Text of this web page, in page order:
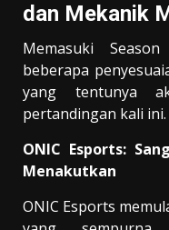
dan Mekanik
Memasuki
beberapa
yang tentunya
pertandingan kali ini.
ONIC Esports:
Menakutkan
ONIC Esports